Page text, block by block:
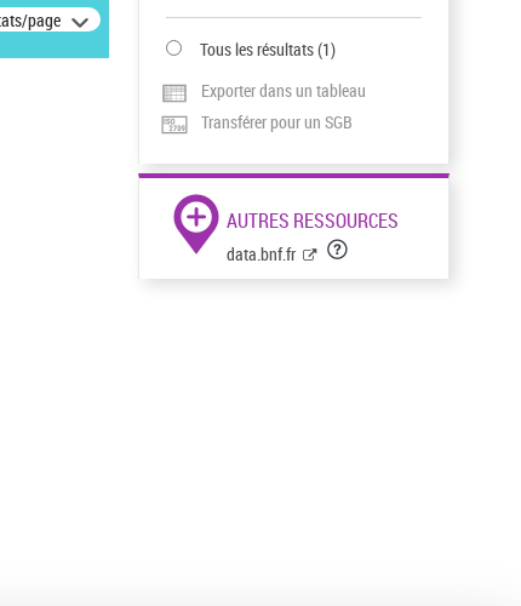
page
Tous les résultats(1)
Exporter dans un tableau
Transférer pour un SGB
AUTRES RESSOURCES
data.bnf.fr